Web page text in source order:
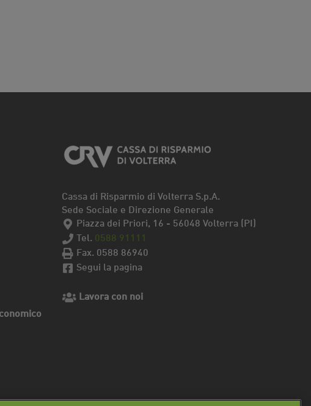
Cassa di Risparmio di Volterra S.p.A.
Sede Sociale e Direzione Generale
Piazza dei Priori, 16 - 56048 Volterra (PI)
Tel. 0588 91111
Fax. 0588 86940
Segui la pagina
Lavora con noi